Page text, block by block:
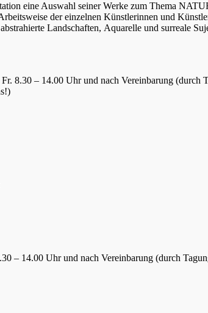
eine Auswahl seiner Werke zum Thema
der einzelnen Künstlerinnen und
Landschaften, Aquarelle und surreale
8.30 – 14.00 Uhr und nach Vereinbarung (durch
– 14.00 Uhr und nach Vereinbarung (durch